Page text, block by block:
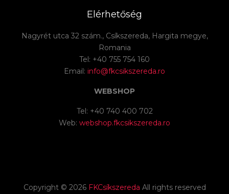
Elérhetőség
Nagyrét utca 32 szám., Csíkszereda, Hargita megye,
Romania
Tel: +40 755 754 160
Email: info@fkcsikszereda.ro
WEBSHOP
Tel: +40 740 400 702
Web: webshop.fkcsikszereda.ro
Copyright © 2026 FKCsíkszereda All rights reserved